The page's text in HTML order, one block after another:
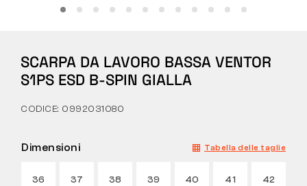
CHI SIAMO
SCARPA DA LAVORO BASSA VENTOR
S1PS ESD B-SPIN GIALLA
CODICE: 0992031080
Dimensioni Tabella delle taglie
36 37 38 39 40 41 42